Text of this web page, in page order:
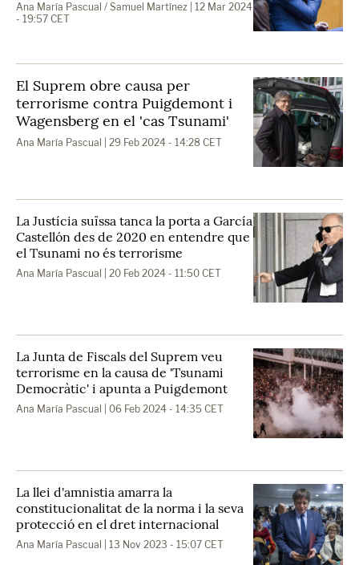
Ana María Pascual / Samuel Martínez | 12 Mar 2024
- 19:57 CET
El Suprem obre causa per
terrorisme contra Puigdemont i
Wagensberg en el 'cas Tsunami'
Ana María Pascual | 29 Feb 2024 - 14:28 CET
La Justícia suïssa tanca la porta a García
Castellón des de 2020 en entendre que
el Tsunami no és terrorisme
Ana María Pascual | 20 Feb 2024 - 11:50 CET
La Junta de Fiscals del Suprem veu
terrorisme en la causa de 'Tsunami
Democràtic' i apunta a Puigdemont
Ana María Pascual | 06 Feb 2024 - 14:35 CET
La llei d'amnistia amarra la
constitucionalitat de la norma i la seva
protecció en el dret internacional
Ana María Pascual | 13 Nov 2023 - 15:07 CET